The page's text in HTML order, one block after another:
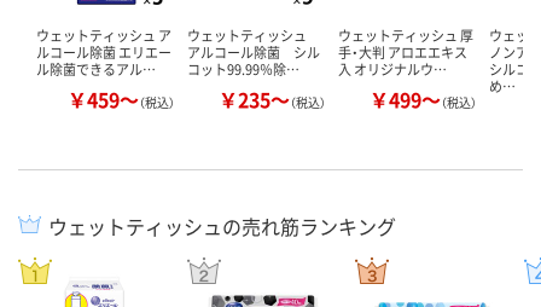
ウェットティッシュ ア
ルコール除菌 エリエー
ル除菌できるアル…
￥459～（税込）
ウェットティッシュ
アルコール除菌 シル
コット99.99％除…
￥235～（税込）
ウェットティッシュ 厚
手・大判 アロエエキス
入 オリジナルウ…
￥499～（税込）
ウェッ
ノンア
シルコ
め…
ウェットティッシュの売れ筋ランキング